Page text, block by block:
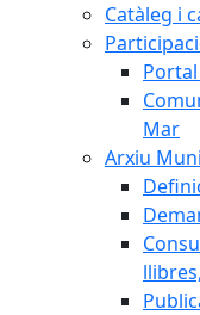
Catàleg i
Mar
Arxiu